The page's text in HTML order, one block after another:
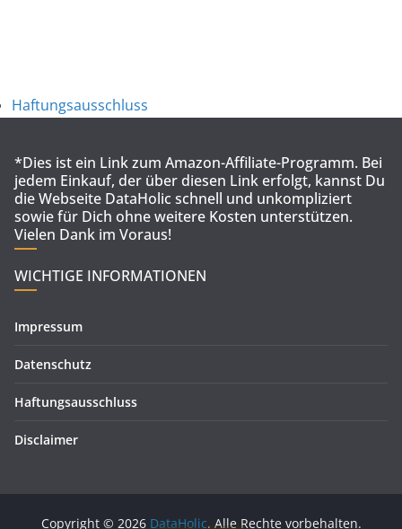
Haftungsausschluss
*Dies ist ein Link zum Amazon-Affiliate-Programm. Bei
jedem Einkauf, der über diesen Link erfolgt, kannst Du
die Webseite DataHolic schnell und unkompliziert
sowie für Dich ohne weitere Kosten unterstützen.
Vielen Dank im Voraus!
WICHTIGE INFORMATIONEN
Impressum
Datenschutz
Haftungsausschluss
Disclaimer
Copyright © 2026 DataHolic. Alle Rechte vorbehalten.